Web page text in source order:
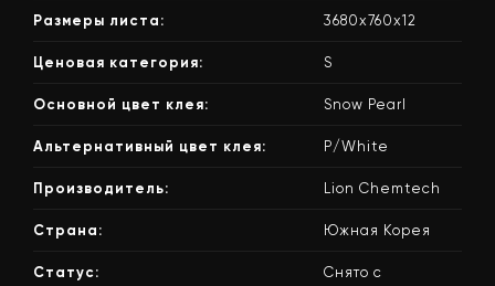
Размеры листа: 3680x760x12
Ценовая категория: S
Основной цвет клея: Snow Pearl
Альтернативный цвет клея: P/White
Производитель: Lion Chemtech
Страна: Южная Корея
Статус:
Снято с